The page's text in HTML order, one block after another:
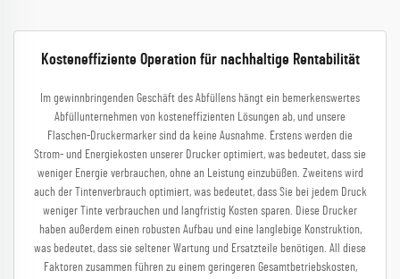
Kosteneffiziente Operation für nachhaltige Rentabilität
Im gewinnbringenden Geschäft des Abfüllens hängt ein bemerkenswertes
Abfüllunternehmen von kosteneffizienten Lösungen ab, und unsere
Flaschen-Druckermarker sind da keine Ausnahme. Erstens werden die
Strom- und Energiekosten unserer Drucker optimiert, was bedeutet, dass sie
weniger Energie verbrauchen, ohne an Leistung einzubüßen. Zweitens wird
auch der Tintenverbrauch optimiert, was bedeutet, dass Sie bei jedem Druck
weniger Tinte verbrauchen und langfristig Kosten sparen. Diese Drucker
haben außerdem einen robusten Aufbau und eine langlebige Konstruktion,
was bedeutet, dass sie seltener Wartung und Ersatzteile benötigen. All diese
Faktoren zusammen führen zu einem geringeren Gesamtbetriebskosten,